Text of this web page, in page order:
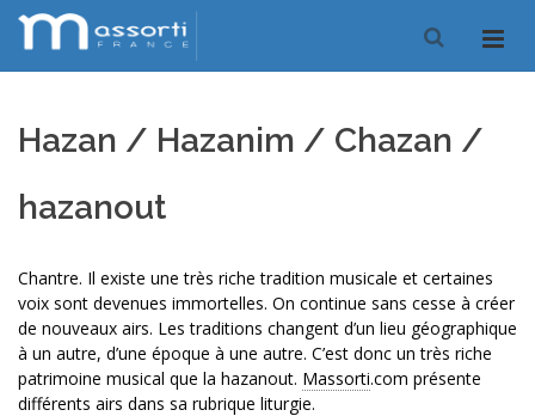
Hazan / Hazanim / Chazan /
hazanout
Chantre. Il existe une très riche tradition musicale et certaines
voix sont devenues immortelles. On continue sans cesse à créer
de nouveaux airs. Les traditions changent d’un lieu géographique
à un autre, d’une époque à une autre. C’est donc un très riche
patrimoine musical que la hazanout. Massorti.com présente
différents airs dans sa rubrique liturgie.